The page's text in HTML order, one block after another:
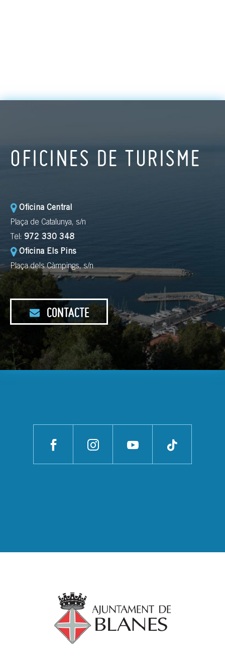
OFICINES DE TURISME
Oficina Central
Plaça de Catalunya, s/n
Tel: 972 330 348
Oficina Els Pins
Plaça dels Càmpings, s/n
CONTACTE